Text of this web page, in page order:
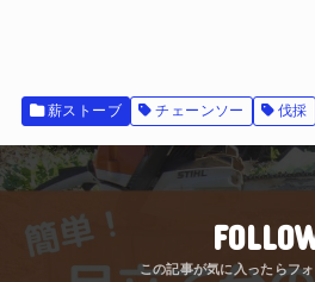
薪ストーブ チェーンソー 伐採